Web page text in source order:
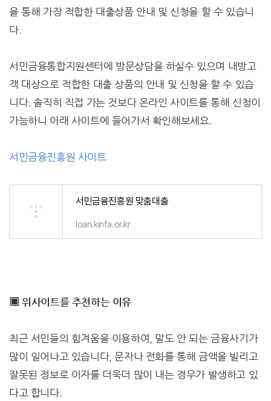
을 통해 가장 적합한 대출상품 안내 및 신청을 할 수 있습니
다.
서민금융통합지원센터에 방문상담을 하실수 있으며 내방고
객 대상으로 적합한 대출 상품의 안내 및 신청을 할 수 있습
니다. 솔직히 직접 가는 것보다 온라인 사이트를 통해 신청이
가능하니 아래 사이트에 들어가서 확인해보세요.
서민금융진흥원 사이트
서민금융진흥원 맞춤대출
loan.kinfa.or.kr
▣ 위사이트를 추천하는 이유
최근 서민들의 힘겨움을 이용하여, 말도 안 되는 금융사기가
많이 일어나고 있습니다, 문자나 전화를 통해 금액을 빌리고
잘못된 정보로 이자를 더욱더 많이 내는 경우가 발생하고 있
다고 합니다.